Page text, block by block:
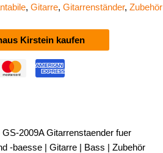
, Gitarre, Gitarrenständer, Zubehör
Kirstein kaufen
2009A Gitarrenstaender fuer
-baesse | Gitarre | Bass | Zubehör